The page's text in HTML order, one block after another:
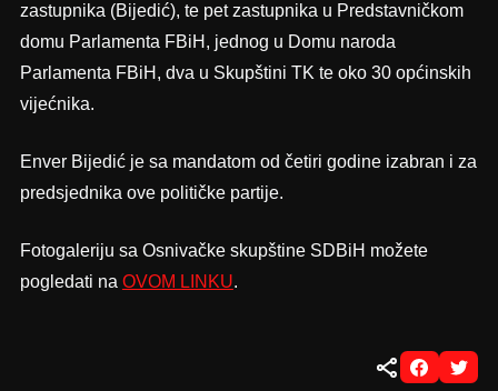
zastupnika (Bijedić), te pet zastupnika u Predstavničkom
domu Parlamenta FBiH, jednog u Domu naroda
Parlamenta FBiH, dva u Skupštini TK te oko 30 općinskih
vijećnika.
Enver Bijedić je sa mandatom od četiri godine izabran i za
predsjednika ove političke partije.
Fotogaleriju sa Osnivačke skupštine SDBiH možete
pogledati na OVOM LINKU.